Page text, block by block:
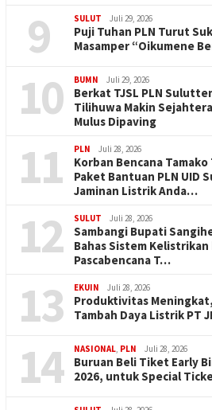
9 SULUT Juli 29, 2026
Puji Tuhan PLN Turut
Masamper “Oikumene
10 BUMN Juli 29, 2026
Berkat TJSL PLN
Tilihuwa Makin
Mulus Dipaving
11 PLN Juli 28, 2026
Korban Bencana
Paket Bantuan PLN UID
Jaminan Listrik Anda…
12 SULUT Juli 28, 2026
Sambangi Bupati
Bahas Sistem
Pascabencana T…
13 EKUIN Juli 28, 2026
Produktivitas
Tambah Daya Listrik PT
14 NASIONAL, PLN Juli 28, 2026
Buruan Beli Tiket Early
2026, untuk Special